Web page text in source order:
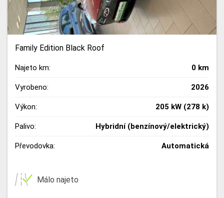
Family Edition Black Roof
Najeto km: 0 km
Vyrobeno: 2026
Výkon: 205 kW (278 k)
Palivo: Hybridní (benzínový/elektrický)
Převodovka: Automatická
Málo najeto